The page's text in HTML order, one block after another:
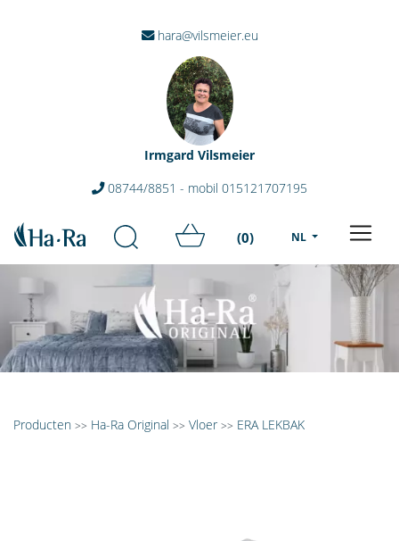
hara@vilsmeier.eu
Irmgard Vilsmeier
08744/8851 - mobil 015121707195
(0) NL
Producten >> Ha-Ra Original >> Vloer >> ERA LEKBAK